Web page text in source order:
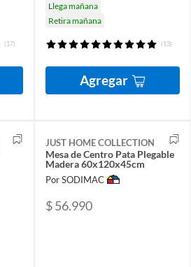
(17)
Llega mañana
Retira mañana
(13)
Agregar
JUST HOME COLLECTION
Mesa de Centro Pata Plegable
Madera 60x120x45cm
Por SODIMAC
$ 56.990